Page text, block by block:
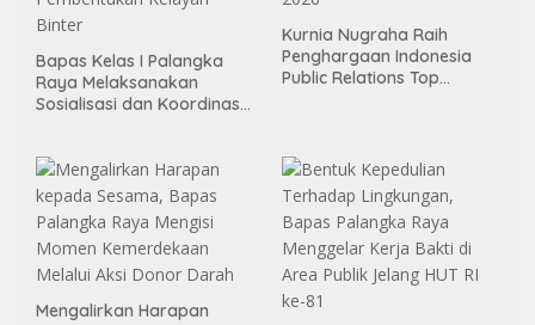
Bapas Kelas I Palangka
Raya Melaksanakan
Sosialisasi dan Koordinasi
Kurnia Nugraha Raih
Penghargaan Indonesia
Public Relations Top
Mengalirkan Harapan